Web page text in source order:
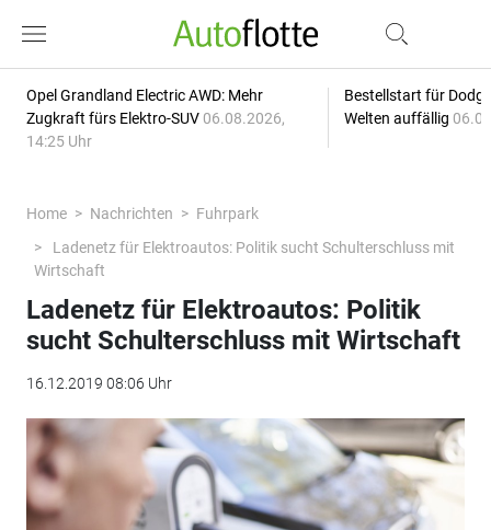
Opel Grandland Electric AWD: Mehr
Zugkraft fürs Elektro-SUV 06.08.2026,
14:25 Uhr
Bestellstart für
Welten auffällig
Home Nachrichten
Fuhrpark
Ladenetz für Elektroautos: Politik sucht Schulterschluss mit
Wirtschaft
Ladenetz für Elektroautos: Politik
sucht Schulterschluss mit Wirtschaft
16.12.2019 08:06 Uhr